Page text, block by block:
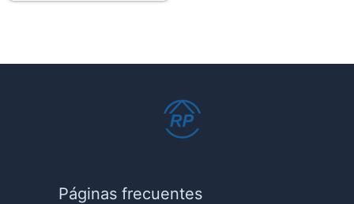
Páginas frecuentes